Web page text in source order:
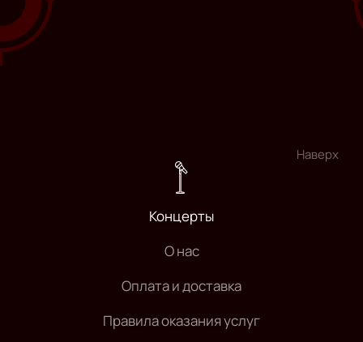
Наверх
Концерты
О нас
Оплата и доставка
Правила оказания услуг